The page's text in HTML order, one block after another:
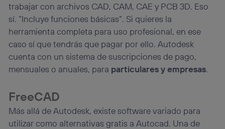
trabajar con archivos CAD, CAM, CAE y PCB 3D. Eso
sí. “Incluye funciones básicas”. Si quieres la
herramienta completa para uso profesional, en ese
caso sí que tendrás que pagar por ello. Autodesk
cuenta con un sistema de suscripciones de pago,
mensuales o anuales, para particulares y empresas.
FreeCAD
Más allá de Autodesk, existe software variado para
utilizar como alternativas gratis a Autocad. Una de